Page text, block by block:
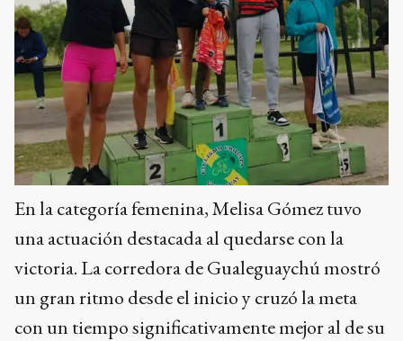
En la categoría femenina, Melisa Gómez tuvo
una actuación destacada al quedarse con la
victoria. La corredora de Gualeguaychú mostró
un gran ritmo desde el inicio y cruzó la meta
con un tiempo significativamente mejor al de su